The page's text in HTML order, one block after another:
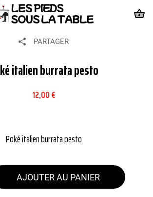
PARTAGER
italien burrata pesto
12,00 €
Poké italien burrata pesto
AJOUTER AU PANIER